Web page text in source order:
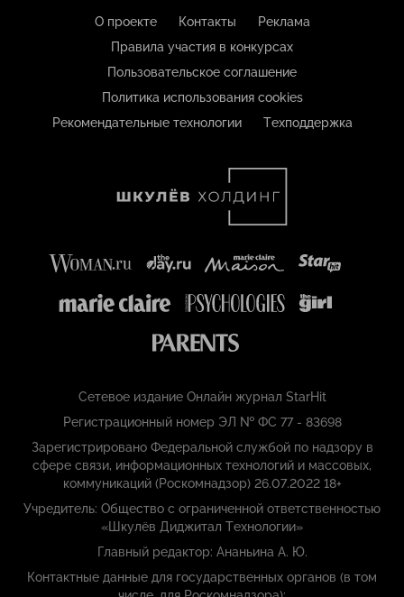
О проекте Контакты
Реклама
Правила участия в конкурсах
Пользовательское соглашение
Политика использования cookies
Рекомендательные технологии
Техподдержка
Сетевое издание Онлайн журнал StarHit
Регистрационный номер ЭЛ № ФС 77 - 83698
Зарегистрировано Федеральной службой по надзору в
сфере связи, информационных технологий и массовых,
коммуникаций (Роскомнадзор) 26.07.2022 18+
Учредитель: Общество с ограниченной ответственностью
«Шкулёв Диджитал Технологии»
Главный редактор: Ананьина А. Ю.
Контактные данные для государственных органов (в том